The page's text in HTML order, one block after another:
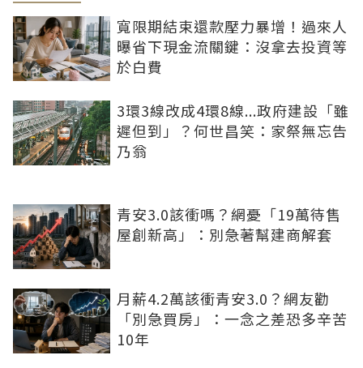
寬限期結束還款壓力暴增！過來人
曝省下現金流關鍵：沒拿去投資等
於白費
3環3線改成4環8線...政府建設「雖
遲但到」？何世昌笑：家祭無忘告
乃翁
青安3.0該衝嗎？網憂「19萬待售
屋創新高」：別急著幫建商解套
月薪4.2萬該衝青安3.0？網友勸
「別急買房」：一念之差恐多辛苦
10年